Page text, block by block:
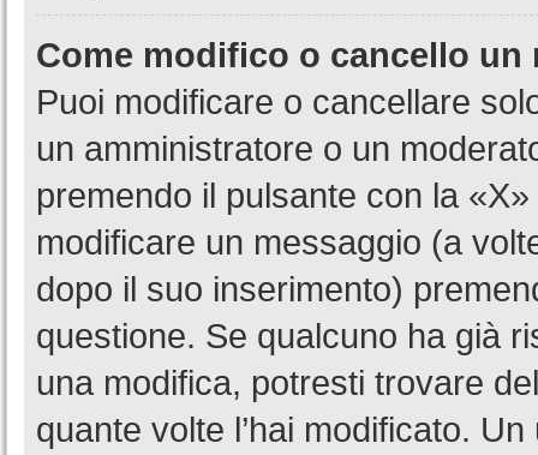
Come modifico o cancello un
Puoi modificare o cancellare
un amministratore o un
premendo il pulsante con la
modificare un messaggio (a
dopo il suo inserimento)
questione. Se qualcuno ha già
una modifica, potresti trovare
quante volte l’hai modificato.